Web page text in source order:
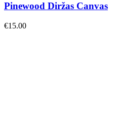
Pinewood Diržas Canvas
€15.00